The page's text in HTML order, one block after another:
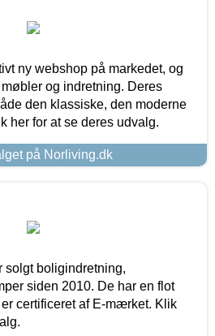
ny webshop på markedet, og
og indretning. Deres
den klassiske, den moderne
her for at se deres udvalg.
på Norliving.dk
solgt boligindretning,
siden 2010. De har en flot
certificeret af E-mærket. Klik